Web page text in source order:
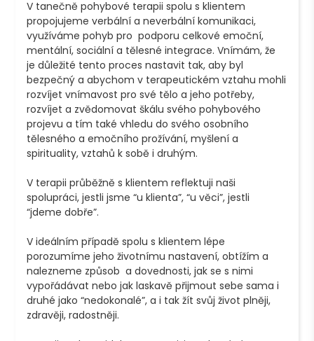
V tanečně pohybové terapii spolu s klientem
propojujeme verbální a neverbální komunikaci,
využíváme pohyb pro  podporu celkové emoční,
mentální, sociální a tělesné integrace. Vnímám, že
je důležité tento proces nastavit tak, aby byl
bezpečný a abychom v terapeutickém vztahu mohli
rozvíjet vnímavost pro své tělo a jeho potřeby,
rozvíjet a zvědomovat škálu svého pohybového
projevu a tím také vhledu do svého osobního
tělesného a emočního prožívání, myšlení a
spirituality, vztahů k sobě i druhým.
V terapii průběžně s klientem reflektuji naši
spolupráci, jestli jsme “u klienta”, “u věci”, jestli
“jdeme dobře”.
V ideálním případě spolu s klientem lépe
porozumíme jeho životnímu nastavení, obtížím a
nalezneme způsob  a dovednosti, jak se s nimi
vypořádávat nebo jak laskavě přijmout sebe sama i
druhé jako “nedokonalé”, a i tak žít svůj život plněji,
zdravěji, radostněji.